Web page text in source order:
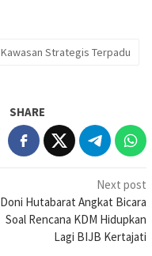
Kawasan Strategis Terpadu
SHARE
Next post
Doni Hutabarat Angkat Bicara
Soal Rencana KDM Hidupkan
Lagi BIJB Kertajati